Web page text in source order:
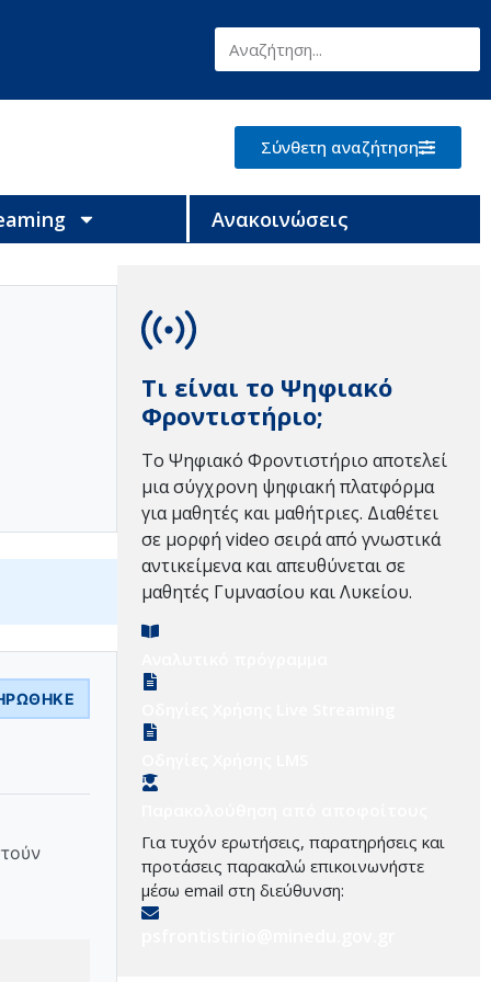
Σύνθετη αναζήτηση
Ανακοινώσεις
Τι είναι το Ψηφιακό
Φροντιστήριο;
Το Ψηφιακό Φροντιστήριο αποτελεί
μια σύγχρονη ψηφιακή πλατφόρμα
για μαθητές και μαθήτριες. Διαθέτει
σε μορφή video σειρά από γνωστικά
αντικείμενα και απευθύνεται σε
μαθητές Γυμνασίου και Λυκείου.
Για τυχόν ερωτήσεις, παρατηρήσεις και
προτάσεις παρακαλώ επικοινωνήστε
μέσω email στη διεύθυνση: